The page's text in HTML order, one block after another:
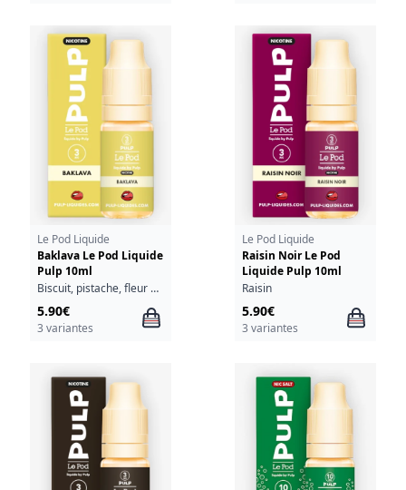
Le Pod Liquide
Baklava Le Pod Liquide
Pulp 10ml
Biscuit, pistache, fleur d'oranger
5.90€
3 variantes
Le Pod Liquide
Raisin Noir Le Pod
Liquide Pulp 10ml
Raisin
5.90€
3 variantes